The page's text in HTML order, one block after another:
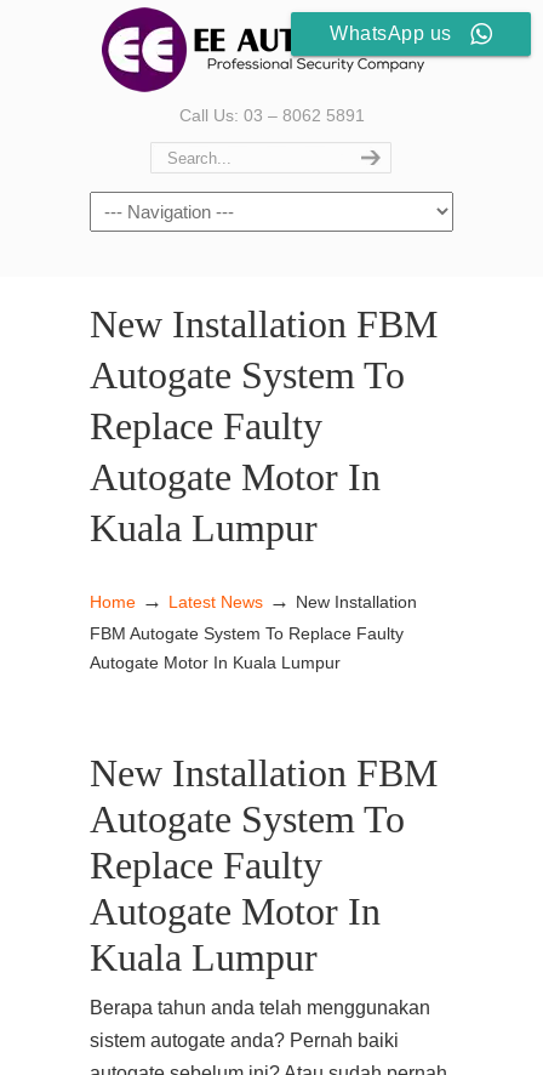
Call Us: 03 – 8062 5891
New Installation FBM
Autogate System To
Replace Faulty
Autogate Motor In
Kuala Lumpur
Home → Latest News → New Installation
FBM Autogate System To Replace Faulty
Autogate Motor In Kuala Lumpur
New Installation FBM
Autogate System To
Replace Faulty
Autogate Motor In
Kuala Lumpur
Berapa tahun anda telah menggunakan
sistem autogate anda? Pernah baiki
WhatsApp us